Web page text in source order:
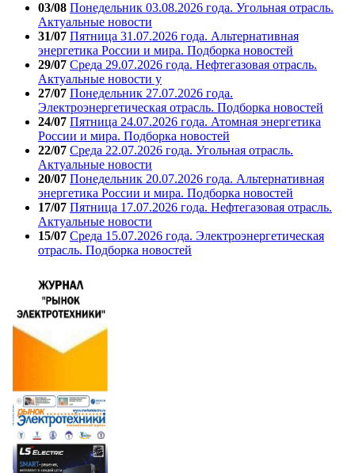
03/08 Понедельник 03.08.2026 года. Угольная отрасль.
Актуальные новости
31/07 Пятница 31.07.2026 года. Альтернативная
энергетика России и мира. Подборка новостей
29/07 Среда 29.07.2026 года. Нефтегазовая отрасль.
Актуальные новости у
27/07 Понедельник 27.07.2026 года.
Электроэнергетическая отрасль. Подборка новостей
24/07 Пятница 24.07.2026 года. Атомная энергетика
России и мира. Подборка новостей
22/07 Среда 22.07.2026 года. Угольная отрасль.
Актуальные новости
20/07 Понедельник 20.07.2026 года. Альтернативная
энергетика России и мира. Подборка новостей
17/07 Пятница 17.07.2026 года. Нефтегазовая отрасль.
Актуальные новости
15/07 Среда 15.07.2026 года. Электроэнергетическая
отрасль. Подборка новостей